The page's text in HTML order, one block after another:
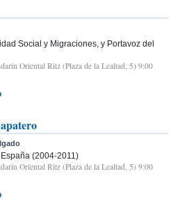
Social y Migraciones, y Portavoz del
Oriental Ritz (Plaza de la Lealtad, 5) 9:00
(2004-2011)
Oriental Ritz (Plaza de la Lealtad, 5) 9:00